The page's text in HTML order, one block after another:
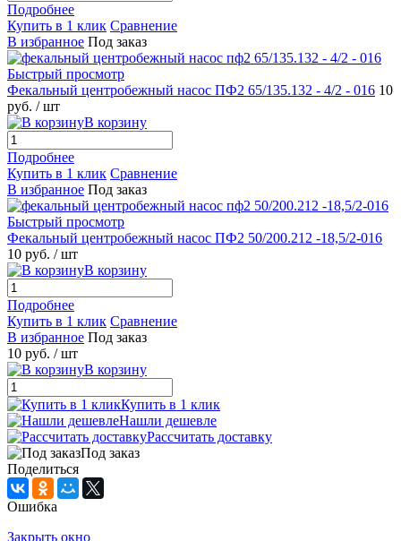
Подробнее
Купить в 1 клик Сравнение
В избранное Под заказ
Быстрый просмотр
Фекальный центробежный насос ПФ2 65/135.132 - 4/2 - 016 10
руб. / шт
В корзину
Подробнее
Купить в 1 клик Сравнение
В избранное Под заказ
Быстрый просмотр
Фекальный центробежный насос ПФ2 50/200.212 -18,5/2-016
10 руб. / шт
В корзину
Подробнее
Купить в 1 клик Сравнение
В избранное Под заказ
10 руб. / шт
В корзину
Купить в 1 клик
Нашли дешевле
Рассчитать доставку
Под заказ
Поделиться
Ошибка
Закрыть окно